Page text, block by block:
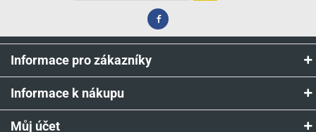
Informace pro zákazníky
Informace k nákupu
Můj účet